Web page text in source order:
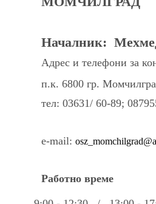
Началник:
Адрес и телефони за
п.к. 6800 гр.
тел: 03631/ 60-89;
e-mail:
Работно време